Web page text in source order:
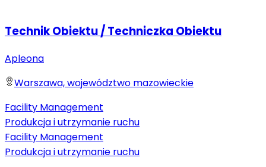
Technik Obiektu / Techniczka Obiektu
Apleona
Warszawa, województwo mazowieckie
Facility Management
Produkcja i utrzymanie ruchu
Facility Management
Produkcja i utrzymanie ruchu